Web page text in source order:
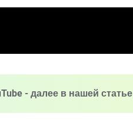
- далее в нашей статье